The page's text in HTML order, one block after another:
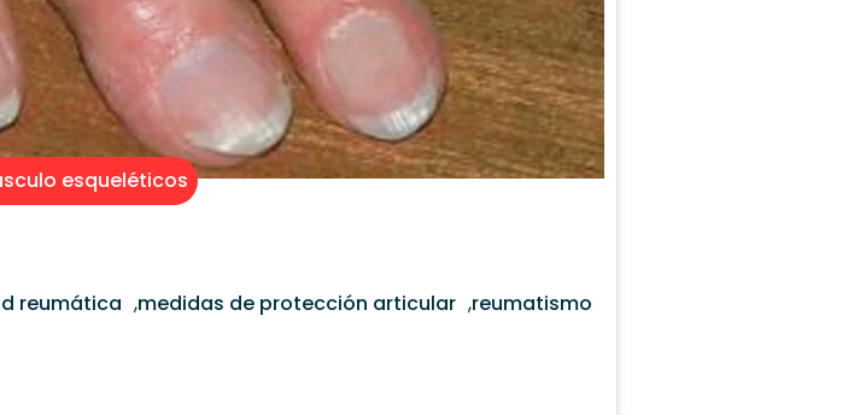
esqueléticos
reumática ,medidas de protección articular ,reumatismo